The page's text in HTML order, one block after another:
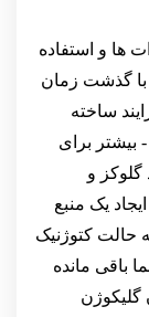
ها و استفاده
با گذشت زمان
ساخته
بیشتر برای
گلوکز و
یک منبع
حالت کتوژنیک
باقی مانده
گلیکوژن